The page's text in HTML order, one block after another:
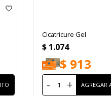
Cicatricure Gel
$ 1.074
$ 913
- +